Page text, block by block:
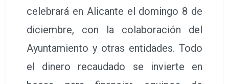
celebrará en Alicante el domingo 8 de
diciembre, con la colaboración del
Ayuntamiento y otras entidades. Todo
el dinero recaudado se invierte en